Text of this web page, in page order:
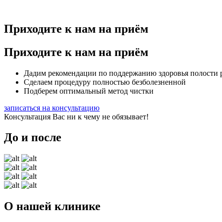
Приходите к нам на приём
Приходите к нам на приём
Дадим рекомендации по поддержанию здоровья полости
Сделаем процедуру полностью безболезненной
Подберем оптимальный метод чистки
записаться на консультацию
Консультация Вас ни к чему не обязывает!
До и после
О нашей клинике